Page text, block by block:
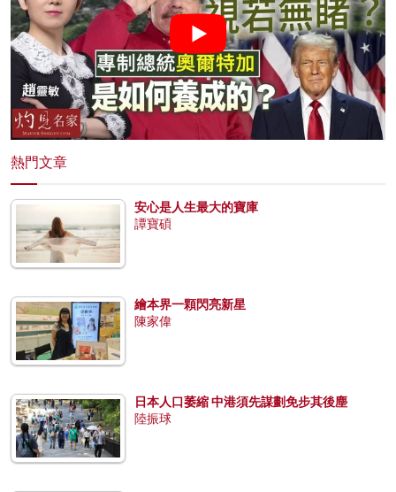
熱門文章
安心是人生最大的寶庫
譚寶碩
繪本界一顆閃亮新星
陳家偉
日本人口萎縮 中港須先謀劃免步其後塵
陸振球